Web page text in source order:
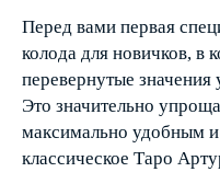
Перед вами первая
колода для новичков, в
перевернутые значения
Это значительно
максимально удобным
классическое Таро